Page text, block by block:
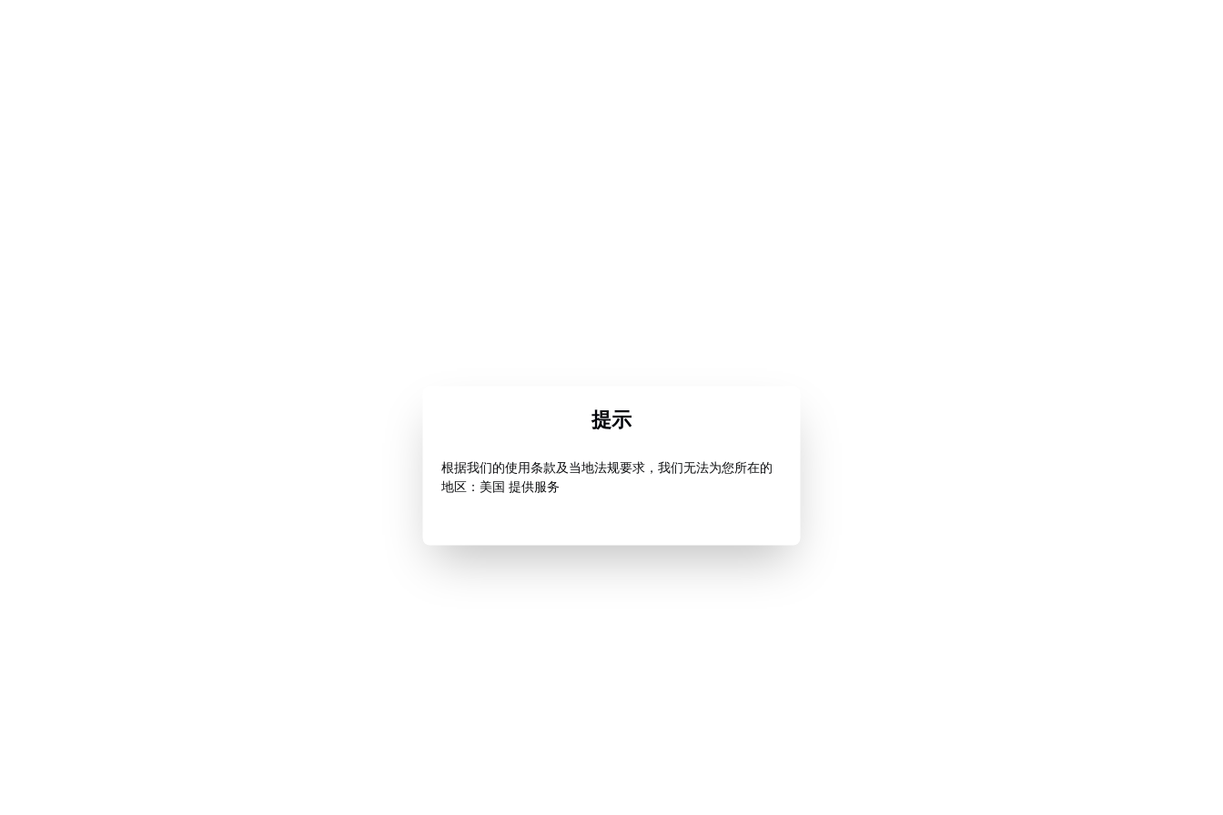
提示
根据我们的使用条款及当地法规要求，我们无法为您所在的
地区：美国 提供服务